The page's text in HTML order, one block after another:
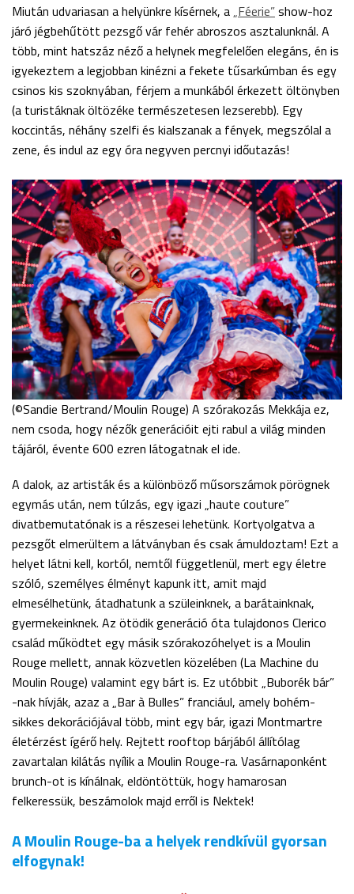
Miután udvariasan a helyünkre kísérnek, a „Féerie”show-hoz
járó jégbehűtött pezsgő vár fehér abroszos asztalunknál. A
több, mint hatszáz néző a helynek megfelelően elegáns, én is
igyekeztem a legjobban kinézni a fekete tűsarkúmban és egy
csinos kis szoknyában, férjem a munkából érkezett öltönyben
(a turistáknak öltözéke természetesen lezserebb). Egy
koccintás, néhány szelfi és kialszanak a fények, megszólal a
zene, és indul az egy óra negyven percnyi időutazás!
(©Sandie Bertrand/Moulin Rouge) A szórakozás Mekkája ez,
nem csoda, hogy nézők generációit ejti rabul a világ minden
tájáról, évente 600 ezren látogatnak el ide.
A dalok, az artisták és a különböző műsorszámok pörögnek
egymás után, nem túlzás, egy igazi „haute couture”
divatbemutatónak is a részesei lehetünk. Kortyolgatva a
pezsgőt elmerültem a látványban és csak ámuldoztam! Ezt a
helyet látni kell, kortól, nemtől függetlenül, mert egy életre
szóló, személyes élményt kapunk itt, amit majd
elmesélhetünk, átadhatunk a szüleinknek, a barátainknak,
gyermekeinknek. Az ötödik generáció óta tulajdonos Clerico
család működtet egy másik szórakozóhelyet is a Moulin
Rouge mellett, annak közvetlen közelében (La Machine du
Moulin Rouge) valamint egy bárt is. Ez utóbbit „Buborék bár”
-nak hívják, azaz a „Bar à Bulles” franciául, amely bohém-
sikkes dekorációjával több, mint egy bár, igazi Montmartre
életérzést ígérő hely. Rejtett rooftop bárjából állítólag
zavartalan kilátás nyílik a Moulin Rouge-ra. Vasárnaponként
brunch-ot is kínálnak, eldöntöttük, hogy hamarosan
felkeressük, beszámolok majd erről is Nektek!
A Moulin Rouge-ba a helyek rendkívül gyorsan
elfogynak!